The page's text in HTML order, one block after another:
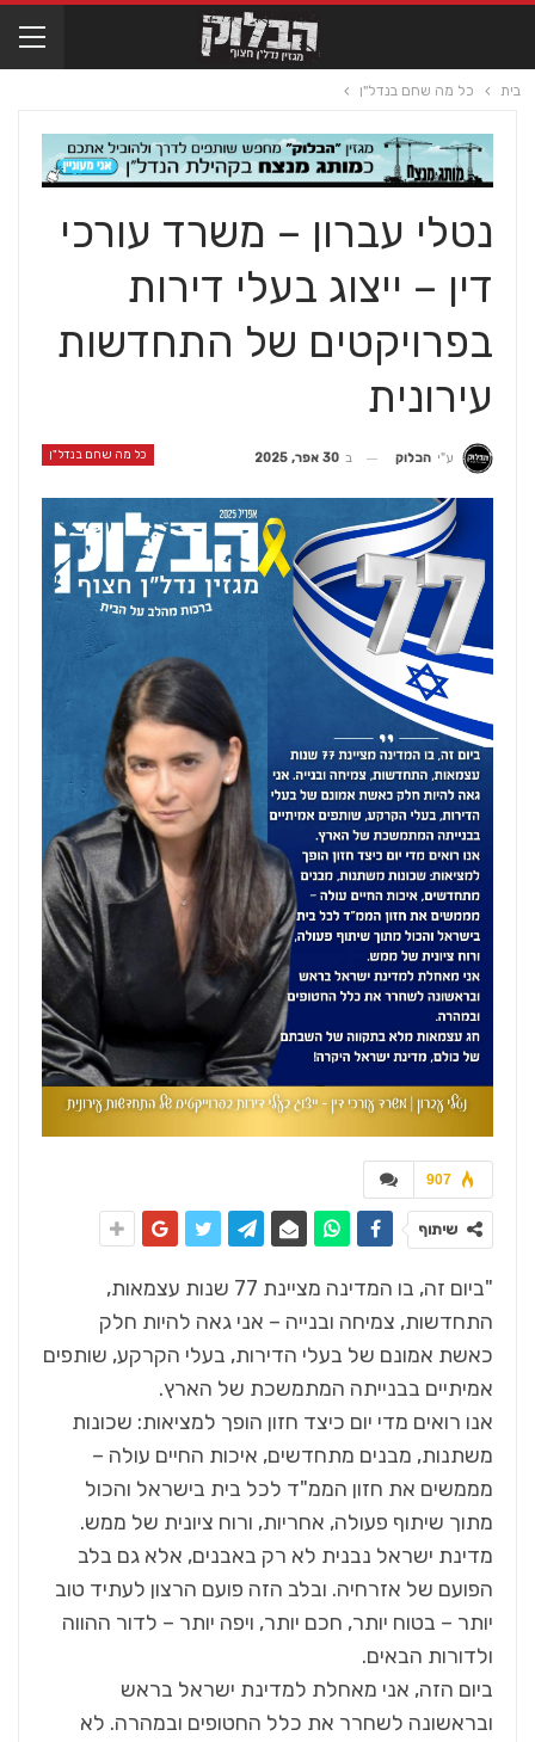
בית כל מה שחם בנדל"ן
נטלי עברון – משרד עורכי
דין – ייצוג בעלי דירות
בפרויקטים של התחדשות
עירונית
כל מה שחם בנדל"ן ע"י הבלוק ב 30 אפר, 2025
907
שיתוף
"ביום זה, בו המדינה מציינת 77 שנות עצמאות,
התחדשות, צמיחה ובנייה – אני גאה להיות חלק
כאשת אמונם של בעלי הדירות, בעלי הקרקע, שותפים
אמיתיים בבנייתה המתמשכת של הארץ.
אנו רואים מדי יום כיצד חזון הופך למציאות: שכונות
משתנות, מבנים מתחדשים, איכות החיים עולה –
מממשים את חזון הממ"ד לכל בית בישראל והכול
מתוך שיתוף פעולה, אחריות, ורוח ציונית של ממש.
מדינת ישראל נבנית לא רק באבנים, אלא גם בלב
הפועם של אזרחיה. ובלב הזה פועם הרצון לעתיד טוב
יותר – בטוח יותר, חכם יותר, ויפה יותר – לדור ההווה
ולדורות הבאים.
ביום הזה, אני מאחלת למדינת ישראל בראש
ובראשונה לשחרר את כלל החטופים ובמהרה. לא